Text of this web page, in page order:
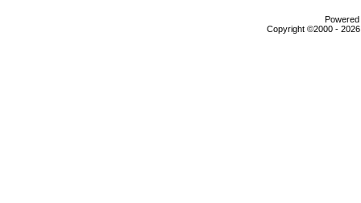
Copyright ©2000 -